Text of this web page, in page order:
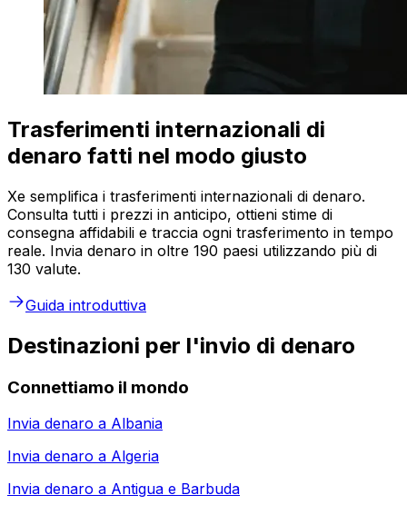
Trasferimenti internazionali di
denaro fatti nel modo giusto
Xe semplifica i trasferimenti internazionali di denaro.
Consulta tutti i prezzi in anticipo, ottieni stime di
consegna affidabili e traccia ogni trasferimento in tempo
reale. Invia denaro in oltre 190 paesi utilizzando più di
130 valute.
Guida introduttiva
Destinazioni per l'invio di denaro
Connettiamo il mondo
Invia denaro a Albania
Invia denaro a Algeria
Invia denaro a Antigua e Barbuda